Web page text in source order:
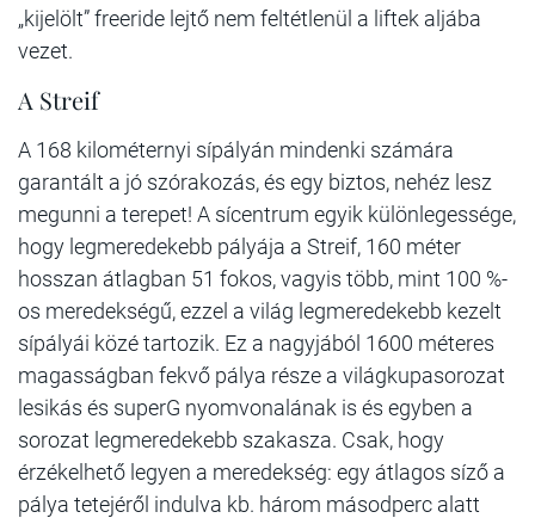
„kijelölt” freeride lejtő nem feltétlenül a liftek aljába
vezet.
A Streif
A 168 kilométernyi sípályán mindenki számára
garantált a jó szórakozás, és egy biztos, nehéz lesz
megunni a terepet! A sícentrum egyik különlegessége,
hogy legmeredekebb pályája a Streif, 160 méter
hosszan átlagban 51 fokos, vagyis több, mint 100 %-
os meredekségű, ezzel a világ legmeredekebb kezelt
sípályái közé tartozik. Ez a nagyjából 1600 méteres
magasságban fekvő pálya része a világkupasorozat
lesikás és superG nyomvonalának is és egyben a
sorozat legmeredekebb szakasza. Csak, hogy
érzékelhető legyen a meredekség: egy átlagos síző a
pálya tetejéről indulva kb. három másodperc alatt